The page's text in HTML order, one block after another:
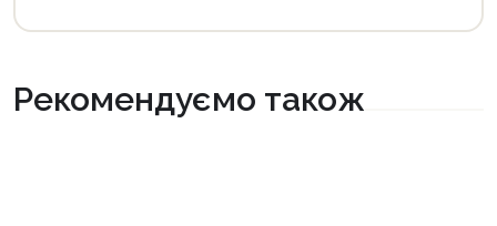
Рекомендуємо також